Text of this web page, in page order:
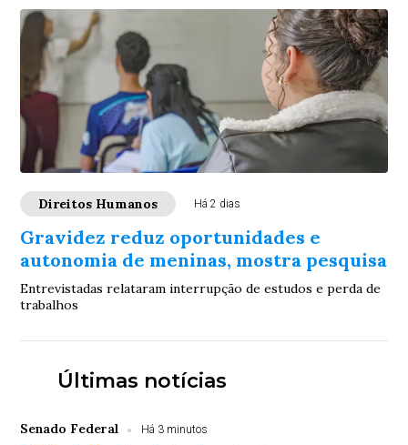
Direitos Humanos Há 2 dias
Gravidez reduz oportunidades e
autonomia de meninas, mostra pesquisa
Entrevistadas relataram interrupção de estudos e perda de
trabalhos
Últimas notícias
Senado Federal Há 3 minutos